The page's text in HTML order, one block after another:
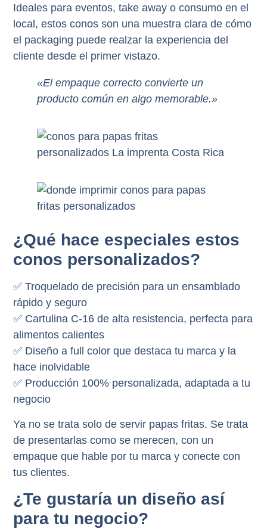
Ideales para eventos, take away o consumo en el
local, estos conos son una muestra clara de cómo
el packaging puede realzar la experiencia del
cliente desde el primer vistazo.
«El empaque correcto convierte un
producto común en algo memorable.»
¿Qué hace especiales estos
conos personalizados?
✅Troquelado de precisión para un ensamblado
rápido y seguro
✅ Cartulina C-16 de alta resistencia, perfecta para
alimentos calientes
✅ Diseño a full color que destaca tu marca y la
hace inolvidable
✅ Producción 100% personalizada, adaptada a tu
negocio
Ya no se trata solo de servir papas fritas. Se trata
de presentarlas como se merecen, con un
empaque que hable por tu marca y conecte con
tus clientes.
¿Te gustaría un diseño así
para tu negocio?